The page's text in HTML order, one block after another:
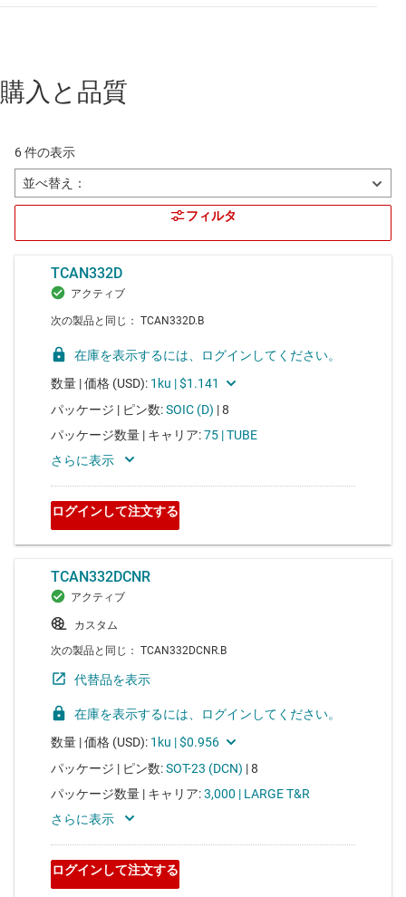
購入と品質